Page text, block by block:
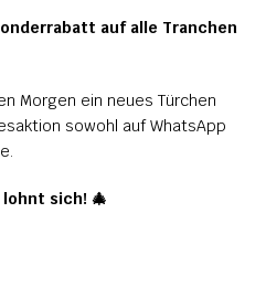
auf alle Tranchen
Morgen ein neues Türchen
sowohl auf WhatsApp
sich! 🎄